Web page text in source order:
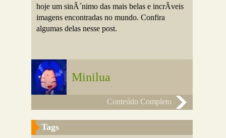
hoje um sinÃ´nimo das mais belas e incrÃ­veis
imagens encontradas no mundo. Confira
algumas delas nesse post.
Minilua
Conteúdo Completo
Tags